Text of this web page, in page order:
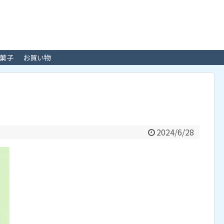
子 お買い物
2024/6/28